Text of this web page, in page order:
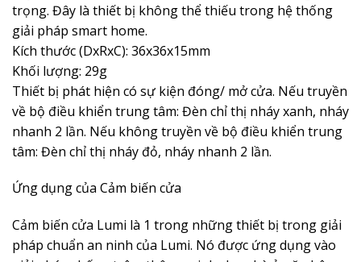
trọng. Đây là thiết bị không thể thiếu trong hệ thống
giải pháp smart home.
Kích thước (DxRxC): 36x36x15mm
Khối lượng: 29g
Thiết bị phát hiện có sự kiện đóng/ mở cửa. Nếu truyền
về bộ điều khiển trung tâm: Đèn chỉ thị nháy xanh, nháy
nhanh 2 lần. Nếu không truyền về bộ điều khiển trung
tâm: Đèn chỉ thị nháy đỏ, nháy nhanh 2 lần.
Ứng dụng của Cảm biến cửa
Cảm biến cửa Lumi là 1 trong những thiết bị trong giải
pháp chuẩn an ninh của Lumi. Nó được ứng dụng vào